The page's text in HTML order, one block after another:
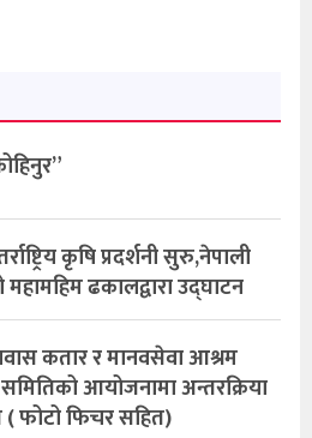
कृषि प्रदर्शनी सुरु,नेपाली
महामहिम ढकालद्वारा उद्घाटन
कतार र मानवसेवा आश्रम
आयोजनामा अन्तरक्रिया
( फोटो फिचर सहित)